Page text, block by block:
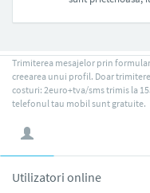
Trimiterea mesajelor prin
creearea unui profil. Doar
costuri: 2euro+tva/sms trimis la
telefonul tau mobil sunt gratuite.
Utilizatori online